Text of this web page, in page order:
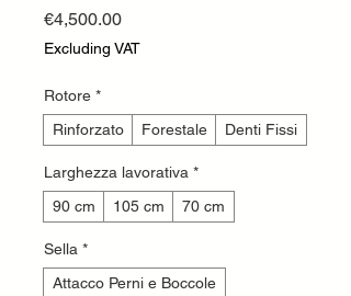
€4,500.00Price
Excluding VAT
Rotore *
Rinforzato
Forestale Denti Fissi
Larghezza lavorativa *
90 cm
105 cm 70 cm
Sella *
Attacco Perni e Boccole